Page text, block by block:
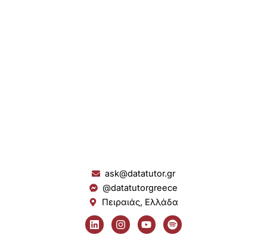
ask@datatutor.gr
@datatutorgreece
Πειραιάς, Ελλάδα
L
i
n
I
n
s
Y
o
u
S
p
o